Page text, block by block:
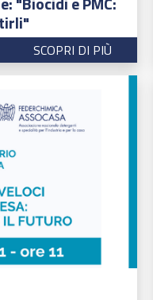
SCOPRI DI PIÙ